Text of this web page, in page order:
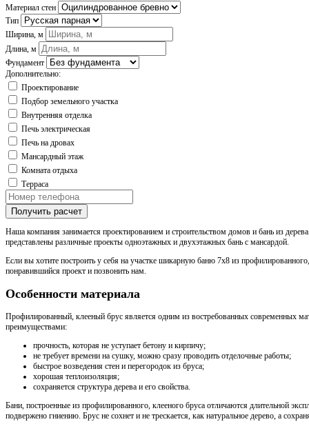
Материал стен
Тип
Ширина, м
Длина, м
Фундамент
Дополнительно:
Проектирование
Подбор земельного участка
Внутренняя отделка
Печь электрическая
Печь на дровах
Мансардный этаж
Комната отдыха
Терраса
Получить расчет
Наша компания занимается проектированием и строительством домов и бань из
представлены различные проекты одноэтажных и двухэтажных бань с мансардой.
Если вы хотите построить у себя на участке шикарную баню 7х8 из
понравившийся проект и позвонить нам.
Особенности материала
Профилированный, клееный брус является одним из востребованных современных
преимуществами:
прочность, которая не уступает бетону и кирпичу;
не требует времени на сушку, можно сразу проводить отделочные работы;
быстрое возведения стен и перегородок из бруса;
хорошая теплоизоляция;
сохраняется структура дерева и его свойства.
Бани, построенные из профилированного, клееного бруса отличаются длительной
подвержено гниению. Брус не сохнет и не трескается, как натуральное дерево, а